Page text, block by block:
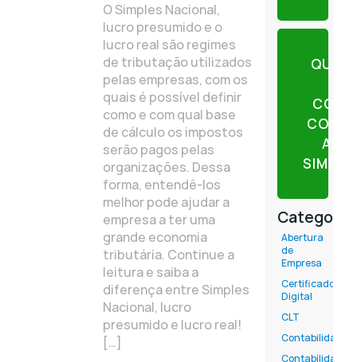
O Simples Nacional,
lucro presumido e o
lucro real são regimes
de tributação utilizados
pelas empresas, com os
quais é possível definir
como e com qual base
de cálculo os impostos
serão pagos pelas
organizações. Dessa
forma, entendê-los
melhor pode ajudar a
empresa a ter uma
grande economia
tributária. Continue a
leitura e saiba a
diferença entre Simples
Nacional, lucro
presumido e lucro real!
[…]
QUER
Abertura
de
Empresa
Certificado
Digital
CLT
Contabilidade
Contabilidade